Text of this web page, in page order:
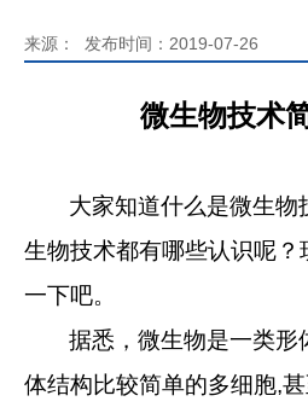
来源： 发布时间：2019-07-26
微生物技术
大家知道什么是微生物
生物技术都有哪些认识呢
一下吧。
据悉，微生物是一类形
体结构比较简单的多细胞,